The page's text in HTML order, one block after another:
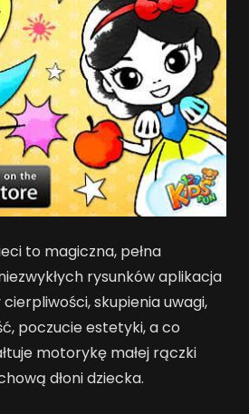
to magiczna, pełna
rysunków aplikacja
skupienia uwagi,
poczucie estetyki, a co
motorykę małej rączki
dłoni dziecka.